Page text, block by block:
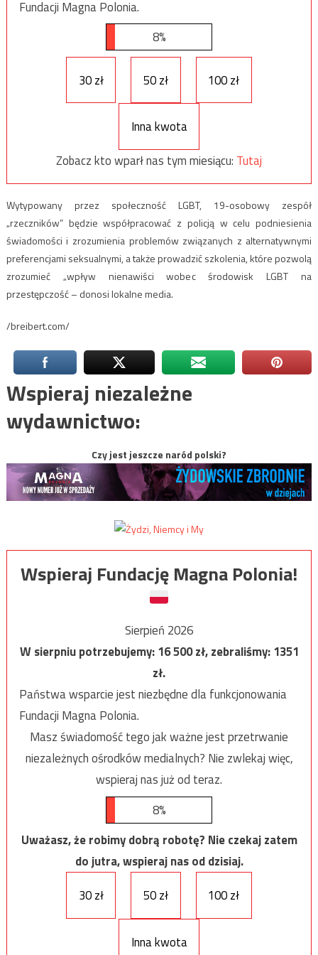
Fundacji Magna Polonia.
8%
30 zł 50 zł 100 zł
Inna kwota
Zobacz kto wparł nas tym miesiącu: Tutaj
Wytypowany przez społeczność LGBT, 19-osobowy zespół
„rzeczników” będzie współpracować z policją w celu podniesienia
świadomości i zrozumienia problemów związanych z alternatywnymi
preferencjami seksualnymi, a także prowadzić szkolenia, które pozwolą
zrozumieć „wpływ nienawiści wobec środowisk LGBT na
przestępczość – donosi lokalne media.
/breibert.com/
Wspieraj niezależne
wydawnictwo:
Czy jest jeszcze naród polski?
Wspieraj Fundację Magna Polonia!
Sierpień 2026
W sierpniu potrzebujemy:16 500zł, zebraliśmy:1351
zł.
Państwa wsparcie jest niezbędne dla funkcjonowania
Fundacji Magna Polonia.
Masz świadomość tego jak ważne jest przetrwanie
niezależnych ośrodków medialnych? Nie zwlekaj więc,
wspieraj nas już od teraz.
8%
Uważasz, że robimy dobrą robotę? Nie czekaj zatem
do jutra, wspieraj nas od dzisiaj.
30 zł
50 zł 100 zł
Inna kwota